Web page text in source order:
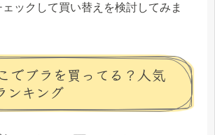
ックして買い替えを検討してみま
でブラを買ってる？人気
ンキング